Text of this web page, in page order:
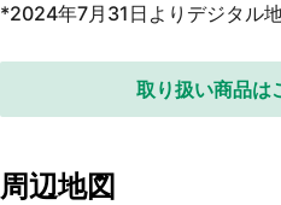
*2024年7月31日よりデジタル
取り扱い商品は
周辺地図